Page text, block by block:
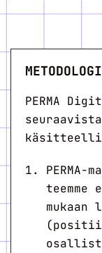
PERMA
teemme